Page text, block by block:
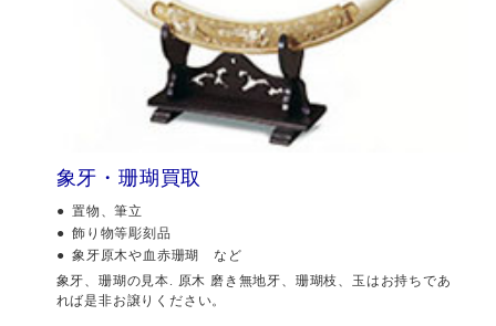
象牙・珊瑚買取
置物、筆立
飾り物等彫刻品
象牙原木や血赤珊瑚 など
象牙、珊瑚の見本. 原木 磨き無地牙、珊瑚枝、玉はお持ちであ
れば是非お譲りください。